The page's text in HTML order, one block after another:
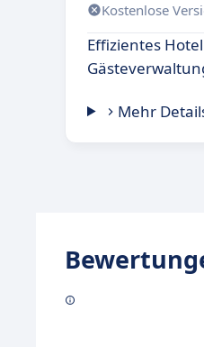
Kostenlose
Effizientes
Mehr